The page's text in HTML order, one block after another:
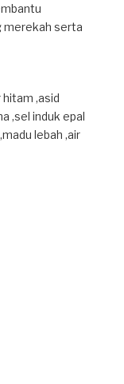
merekah serta
,asid
,sel induk epal
lebah ,air